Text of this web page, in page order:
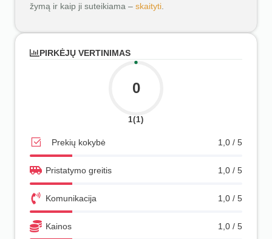
žymą ir kaip ji suteikiama – skaityti
PIRKĖJŲ VERTINIMAS
0
1(1)
Prekių kokybė 1,0 / 5
Pristatymo greitis 1,0 / 5
Komunikacija 1,0 / 5
Kainos 1,0 / 5